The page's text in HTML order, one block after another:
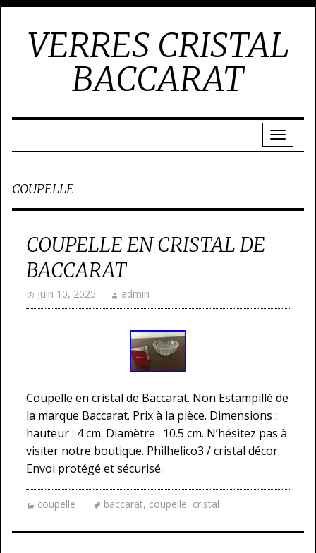
VERRES CRISTAL
BACCARAT
COUPELLE
COUPELLE EN CRISTAL DE
BACCARAT
juin 10, 2025 admin
Coupelle en cristal de Baccarat. Non Estampillé de
la marque Baccarat. Prix à la pièce. Dimensions :
hauteur : 4 cm. Diamètre : 10.5 cm. N’hésitez pas à
visiter notre boutique. Philhelico3 / cristal décor.
Envoi protégé et sécurisé.
coupelle baccarat, coupelle, cristal